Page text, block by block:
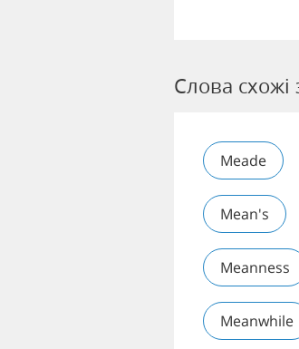
Слова схожі
Meade
Mean's
Meanness
Meanwhile